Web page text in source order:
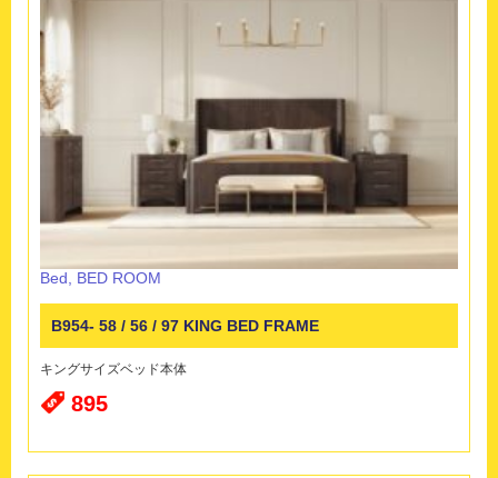
Bed, BED ROOM
B954- 58 / 56 / 97 KING BED FRAME
キングサイズベッド本体
895